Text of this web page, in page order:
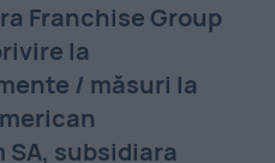
Franchise Group
la
/ măsuri la
subsidiara